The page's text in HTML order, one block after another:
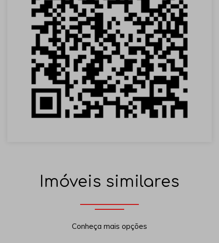
Imóveis similares
Conheça mais opções